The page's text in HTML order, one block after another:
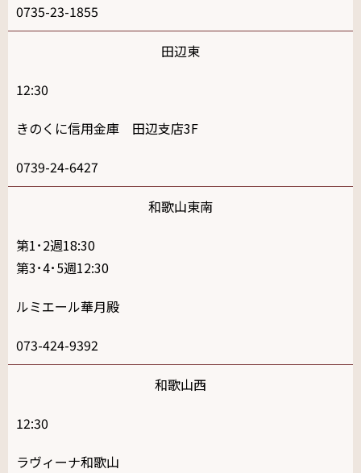
0735-23-1855
田辺東
12:30
きのくに信用金庫 田辺支店3F
0739-24-6427
和歌山東南
第1･2週18:30
第3･4･5週12:30
ルミエール華月殿
073-424-9392
和歌山西
12:30
ラヴィーナ和歌山